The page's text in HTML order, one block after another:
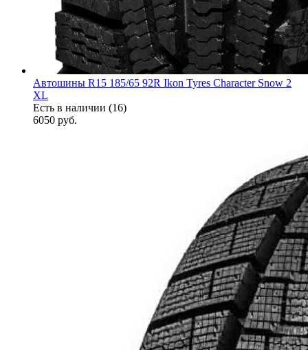
Автошины R15 185/65 92R Ikon Tyres Character Snow 2
XL
Есть в наличии (16)
6050 руб.